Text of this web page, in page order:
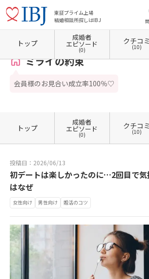
東証プライム上場
結婚相談所探しはIBJ
ホーム 神奈川県の結婚相談所 神奈川県川崎市 神奈川県
ミライの約束
会員様のお見合い成立率100％♡
トップ
成婚者
エピソード
(0)
クチコミ
(10)
トップ
成婚者
エピソード
(0)
クチコミ
(10)
投稿日：2026/06/13
初デートは楽しかったのに…2回目で気
はなぜ
女性向け 男性向け 婚活のコツ